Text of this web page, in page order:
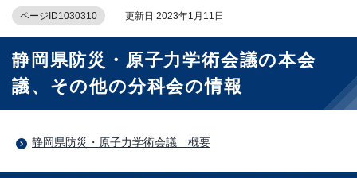
ページID1030310 更新日 2023年1月11日
静岡県防災・原子力学術会議の本会
議、その他の分科会の情報
静岡県防災・原子力学術会議 概要